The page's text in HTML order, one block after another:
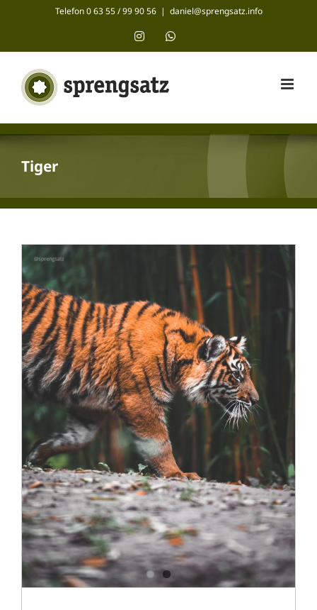
Telefon 0 63 55 / 99 90 56 | daniel@sprengsatz.info
InstagramWhatsApp
Tiger